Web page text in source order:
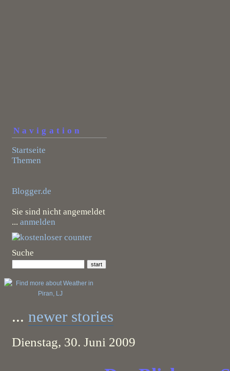
Navigation
Startseite
Themen
Blogger.de
Sie sind nicht angemeldet
... anmelden
Suche
... newer stories
Dienstag, 30. Juni 2009